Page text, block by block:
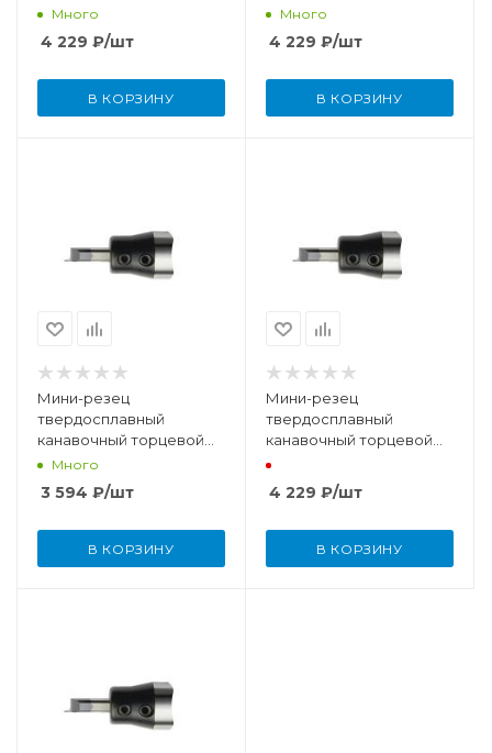
10x20x50 мм, R 0,2, W 2
Много
4 229 ₽/шт
В КОРЗИНУ
10x20x50 мм, R 0,2, W 2,5
Много
4 229 ₽/шт
В КОРЗИНУ
Мини-резец
твердосплавный
канавочный торцевой
8x15x50 мм, R 0,1, W 1
Много
3 594 ₽/шт
В КОРЗИНУ
Мини-резец
твердосплавный
канавочный торцевой
10x20x50 мм, R 0,2, W 3
4 229 ₽/шт
В КОРЗИНУ